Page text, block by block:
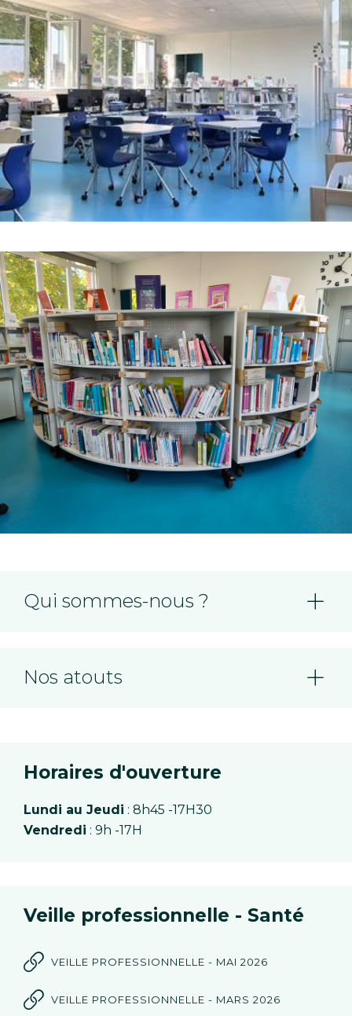
Qui sommes-nous ?
Nos atouts
Horaires d'ouverture
Lundi au Jeudi : 8h45 -17H30
Vendredi : 9h -17H
Veille professionnelle - Santé
VEILLE PROFESSIONNELLE - MAI 2026
VEILLE PROFESSIONNELLE - MARS 2026